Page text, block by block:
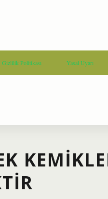
Gizlilik Politikası Yasal Uyarı